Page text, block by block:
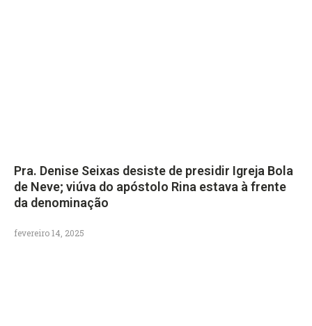
Pra. Denise Seixas desiste de presidir Igreja Bola
de Neve; viúva do apóstolo Rina estava à frente
da denominação
fevereiro 14, 2025